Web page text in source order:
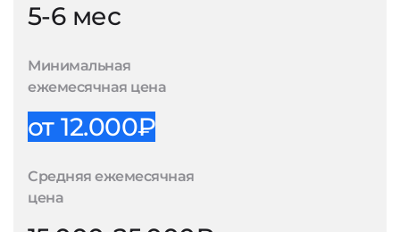
5-6 мес
Минимальная
ежемесячная цена
от 12.000₽
Средняя ежемесячная
цена